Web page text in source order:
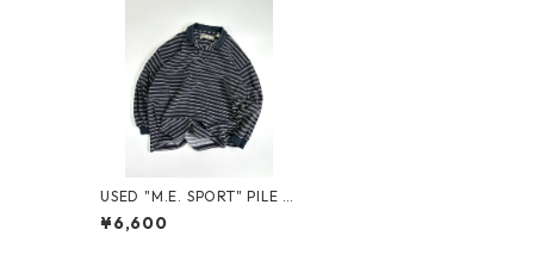
USED "M.E. SPORT" PILE L/
S POLO
¥6,600